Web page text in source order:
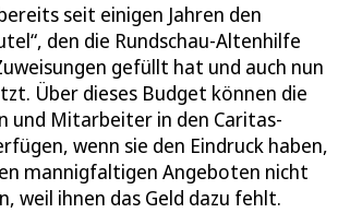
seit einigen Jahren den
den die Rundschau-Altenhilfe
gefüllt hat und auch nun
Über dieses Budget können die
und Mitarbeiter in den Caritas-
wenn sie den Eindruck haben,
mannigfaltigen Angeboten nicht
weil ihnen das Geld dazu fehlt.